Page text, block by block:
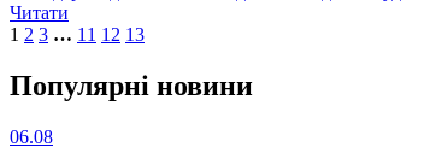
Читати
1 2 3 … 11 12 13
Популярнi новини
06.08